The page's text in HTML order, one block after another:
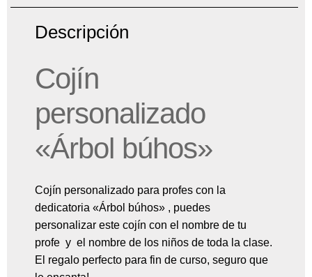
Descripción
Cojín
personalizado
«Árbol búhos»
Cojín personalizado para profes con la
dedicatoria «Árbol búhos» , puedes
personalizar este cojín con el nombre de tu
profe y el nombre de los niños de toda la clase.
El regalo perfecto para fin de curso, seguro que